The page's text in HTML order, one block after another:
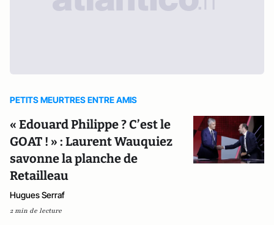
PETITS MEURTRES ENTRE AMIS
« Edouard Philippe ? C’est le
GOAT ! » : Laurent Wauquiez
savonne la planche de
Retailleau
Hugues Serraf
2 min de lecture